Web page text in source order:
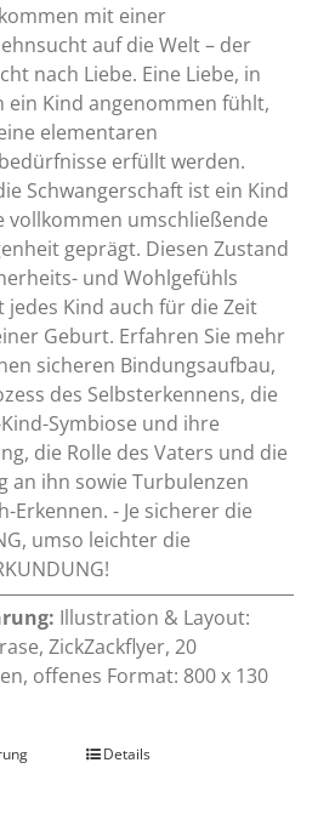
mit einer
auf die Welt – der
nach Liebe. Eine Liebe, in
ein Kind angenommen fühlt,
elementaren
erfüllt werden.
Schwangerschaft ist ein Kind
vollkommen umschließende
geprägt. Diesen Zustand
und Wohlgefühls
jedes Kind auch für die Zeit
Geburt. Erfahren Sie mehr
sicheren Bindungsaufbau,
des Selbsterkennens, die
Symbiose und ihre
die Rolle des Vaters und die
an ihn sowie Turbulenzen
Erkennen. - Je sicherer die
umso leichter die
Illustration & Layout:
ZickZackflyer, 20
offenes Format: 800 x 130
Dieses
Details